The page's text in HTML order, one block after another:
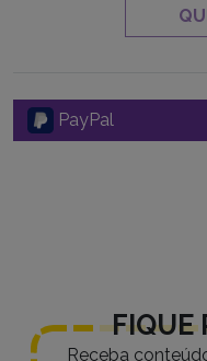
PayPal
FIQUE
Receba